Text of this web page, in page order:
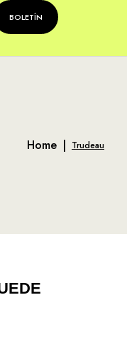
BOLETÍN
Home | Trudeau